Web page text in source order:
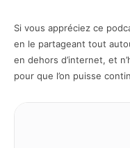
Si vous appréciez ce
en le partageant tout
en dehors d’internet, et
pour que l’on puisse